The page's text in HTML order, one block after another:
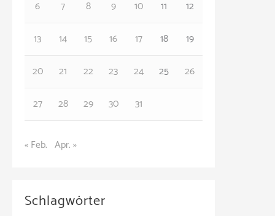
6
7 8 9 10 11
12
13
14 15 16 17 18
19
20
21 22 23 24 25
26
27
28 29 30 31
« Feb. Apr. »
Schlagwörter